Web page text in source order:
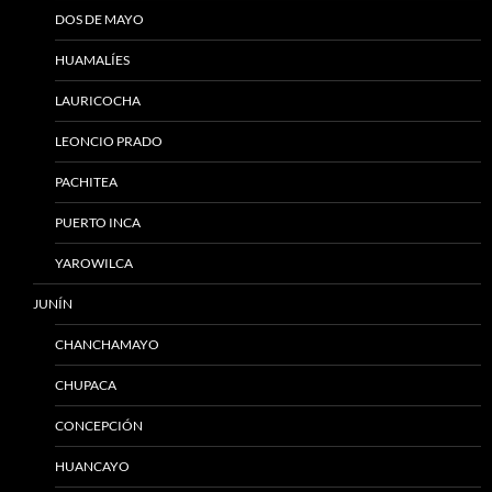
DOS DE MAYO
HUAMALÍES
LAURICOCHA
LEONCIO PRADO
PACHITEA
PUERTO INCA
YAROWILCA
JUNÍN
CHANCHAMAYO
CHUPACA
CONCEPCIÓN
HUANCAYO